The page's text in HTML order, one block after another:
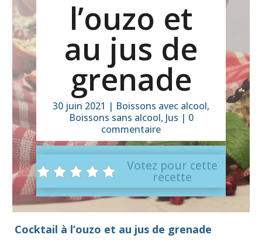
l’ouzo et
au jus de
grenade
30 juin 2021 | Boissons avec alcool,
Boissons sans alcool, Jus | 0
commentaire
Votez pour cette
recette
Cocktail à l’ouzo et au jus de grenade